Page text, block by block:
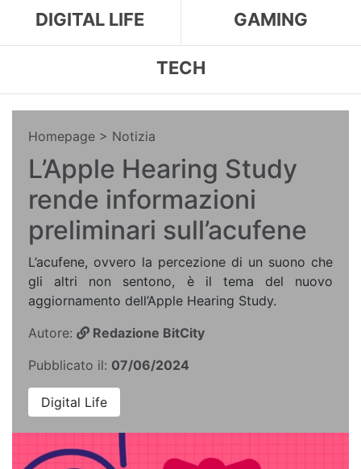
DIGITAL LIFE GAMING
TECH
Homepage > Notizia
L’Apple Hearing Study
rende informazioni
preliminari sull’acufene
L’acufene, ovvero la percezione di un suono che
gli altri non sentono, è il tema del nuovo
aggiornamento dell’Apple Hearing Study.
Autore:
Redazione BitCity
Pubblicato il: 07/06/2024
Digital Life